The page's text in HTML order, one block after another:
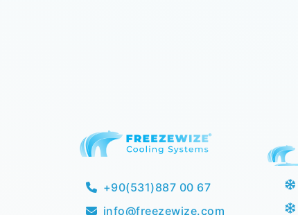
+90(531)887 00 67
info@freezewize.com